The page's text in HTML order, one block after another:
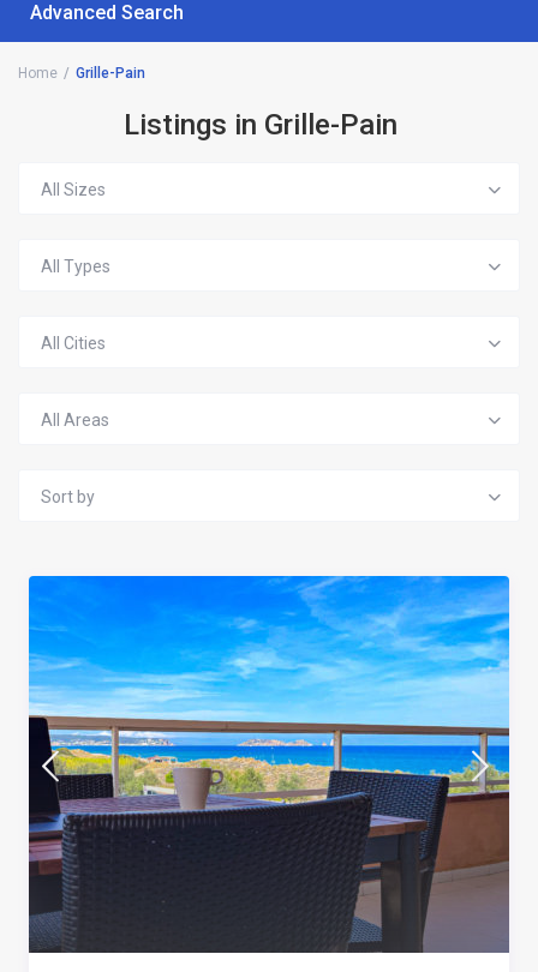
Advanced Search
Home Grille-Pain
Listings in Grille-Pain
All Sizes
All Types
All Cities
All Areas
Sort by